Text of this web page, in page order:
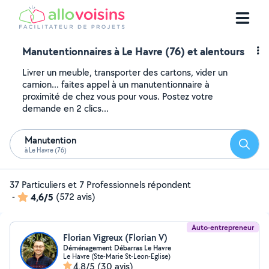
Manutentionnaires à Le Havre (76) et alentours
Livrer un meuble, transporter des cartons, vider un
camion... faites appel à un manutentionnaire à
proximité de chez vous pour vous. Postez votre
demande en 2 clics...
Manutention
à Le Havre (76)
37 Particuliers et 7 Professionnels répondent
-
4,6/5 (572 avis)
Auto-entrepreneur
Florian Vigreux (Florian V)
Déménagement Débarras Le Havre
Le Havre (Ste-Marie St-Leon-Eglise)
4,8/5 (30 avis)